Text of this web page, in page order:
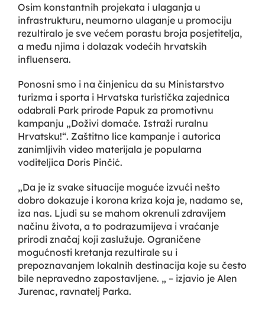
Osim konstantnih projekata i ulaganja u
infrastrukturu, neumorno ulaganje u promociju
rezultiralo je sve većem porastu broja posjetitelja,
a među njima i dolazak vodećih hrvatskih
influensera.
Ponosni smo i na činjenicu da su Ministarstvo
turizma i sporta i Hrvatska turistička zajednica
odabrali Park prirode Papuk za promotivnu
kampanju „Doživi domaće. Istraži ruralnu
Hrvatsku!“. Zaštitno lice kampanje i autorica
zanimljivih video materijala je popularna
voditeljica Doris Pinčić.
„Da je iz svake situacije moguće izvući nešto
dobro dokazuje i korona kriza koja je, nadamo se,
iza nas. Ljudi su se mahom okrenuli zdravijem
načinu života, a to podrazumijeva i vraćanje
prirodi značaj koji zaslužuje. Ograničene
mogućnosti kretanja rezultirale su i
prepoznavanjem lokalnih destinacija koje su često
bile nepravedno zapostavljene. „ – izjavio je Alen
Jurenac, ravnatelj Parka.